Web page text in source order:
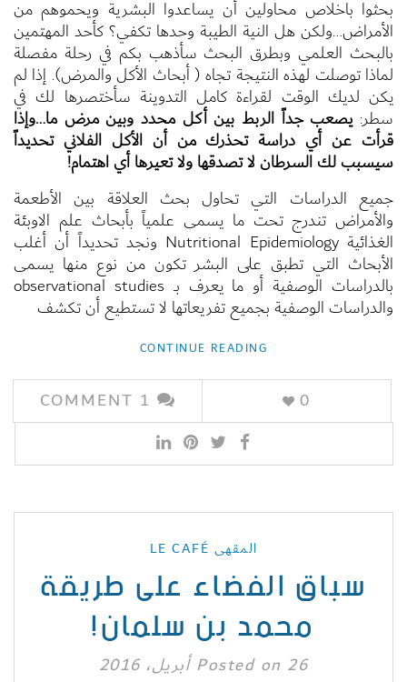
بحثوا باخلاص محاولين أن يساعدوا البشرية ويحموهم من
الأمراض…ولكن هل النية الطيبة وحدها تكفي؟ كأحد المهتمين
بالبحث العلمي وبطرق البحث سأذهب بكم في رحلة مفصلة
لماذا توصلت لهذه النتيجة تجاه ( أبحاث الأكل والمرض). إذا لم
يكن لديك الوقت لقراءة كامل التدوينة سأختصرها لك في
سطر: يصعب جداً الربط بين أكل محدد وبين مرض ما…وإذا
قرأت عن أي دراسة تحذرك من أن الأكل الفلاني تحديداً
سيسبب لك السرطان لا تصدقها ولا تعيرها أي اهتمام!
جميع الدراسات التي تحاول بحث العلاقة بين الأطعمة
والأمراض تندرج تحت ما يسمى علمياً بأبحاث علم الاوبئة
الغذائية Nutritional Epidemiology ونجد تحديداً أن أغلب
الأبحاث التي تطبق على البشر تكون من نوع منها يسمى
بالدراسات الوصفية أو ما يعرف بـ observational studies
والدراسات الوصفية بجميع تفريعاتها لا تستطيع أن تكشف
CONTINUE READING
COMMENT 0
المقهى LE CAFÉ
سباق الفضاء على طريقة
محمد بن سلمان!
Posted on 26 أبريل، 2016